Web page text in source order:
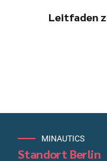
Leitfaden
MINAUTICS
Standort Berlin